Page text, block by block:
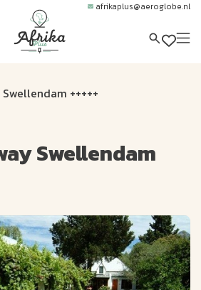
afrikaplus@aeroglobe.nl
+++++
Swellendam